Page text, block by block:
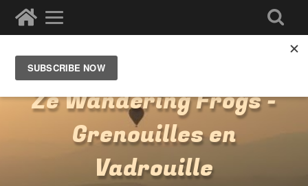
Ze Wandering Frogs -
Grenouilles en
Vadrouille